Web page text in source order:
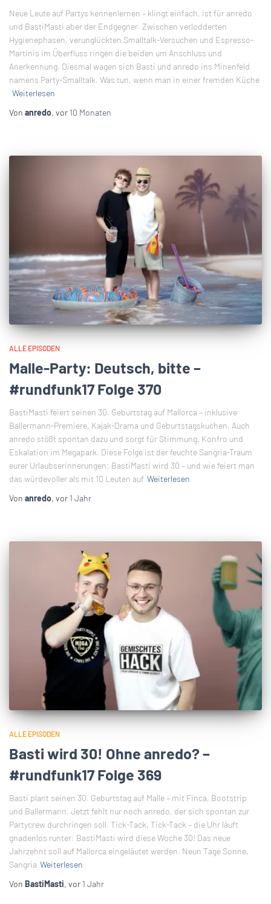
Neue Leute auf Partys kennenlernen – klingt einfach, ist für anredo
und BastiMasti aber der Endgegner. Zwischen verlodderten
Hygienephasen, verunglückten Smalltalk-Versuchen und Espresso-
Martinis im Überfluss ringen die beiden um Anschluss und
Anerkennung. Diesmal wagen sich Basti und anredo ins Minenfeld
namens Party-Smalltalk. Was tun, wenn man in einer fremden Küche
Weiterlesen
Von anredo, vor 10 Monaten
ALLE EPISODEN
Malle-Party: Deutsch, bitte –
#rundfunk17 Folge 370
BastiMasti feiert seinen 30. Geburtstag auf Mallorca – inklusive
Ballermann-Premiere, Kajak-Drama und Geburtstagskuchen. Auch
anredo stößt spontan dazu und sorgt für Stimmung, Konfro und
Eskalation im Megapark. Diese Folge ist der feuchte Sangria-Traum
eurer Urlaubserinnerungen: BastiMasti wird 30 – und wie feiert man
das würdevoller als mit 10 Leuten auf Weiterlesen
Von anredo, vor 1 Jahr
ALLE EPISODEN
Basti wird 30! Ohne anredo? –
#rundfunk17 Folge 369
Basti plant seinen 30. Geburtstag auf Malle – mit Finca, Bootstrip
und Ballermann. Jetzt fehlt nur noch anredo, der sich spontan zur
Partycrew durchringen soll. Tick-Tack, Tick-Tack – die Uhr läuft
gnadenlos runter: BastiMasti wird diese Woche 30! Das neue
Jahrzehnt soll auf Mallorca eingeläutet werden. Neun Tage Sonne,
Sangria Weiterlesen
Von BastiMasti, vor 1 Jahr